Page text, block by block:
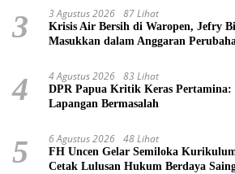
3 3 Agustus 2026 87 Lihat
Krisis Air Bersih di Waropen, Jefry
Masukkan dalam Anggaran
4 4 Agustus 2026 83 Lihat
DPR Papua Kritik Keras
Lapangan Bermasalah
5 6 Agustus 2026 48 Lihat
FH Uncen Gelar Semiloka
Cetak Lulusan Hukum Berdaya